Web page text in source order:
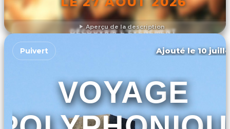
Aperçu de la description
DÉCOUVRIR L'ÉVÉNEMENT
Puivert Ajouté le 10
VOYAGE